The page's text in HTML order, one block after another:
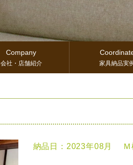
Company
会社・店舗紹介 家具納品実
納品日：2023年08月 Ｍ